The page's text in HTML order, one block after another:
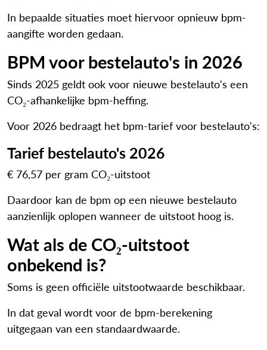
In bepaalde situaties moet hiervoor opnieuw bpm-
aangifte worden gedaan.
BPM voor bestelauto's in 2026
Sinds 2025 geldt ook voor nieuwe bestelauto's een
CO₂-afhankelijke bpm-heffing.
Voor 2026 bedraagt het bpm-tarief voor bestelauto's:
Tarief bestelauto's 2026
€ 76,57 per gram CO₂-uitstoot
Daardoor kan de bpm op een nieuwe bestelauto
aanzienlijk oplopen wanneer de uitstoot hoog is.
Wat als de CO₂-uitstoot
onbekend is?
Soms is geen officiële uitstootwaarde beschikbaar.
In dat geval wordt voor de bpm-berekening
uitgegaan van een standaardwaarde.